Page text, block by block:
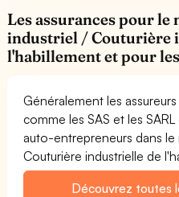
Les assurances pour
industriel / Couturière
l'habillement et pour
Généralement les
comme les SAS et les
auto-entrepreneurs dans
Couturière industrielle de
Découvrez toutes